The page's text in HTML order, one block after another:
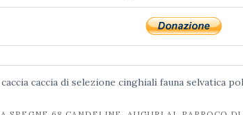
caccia caccia di selezione cinghiali fauna selvatica